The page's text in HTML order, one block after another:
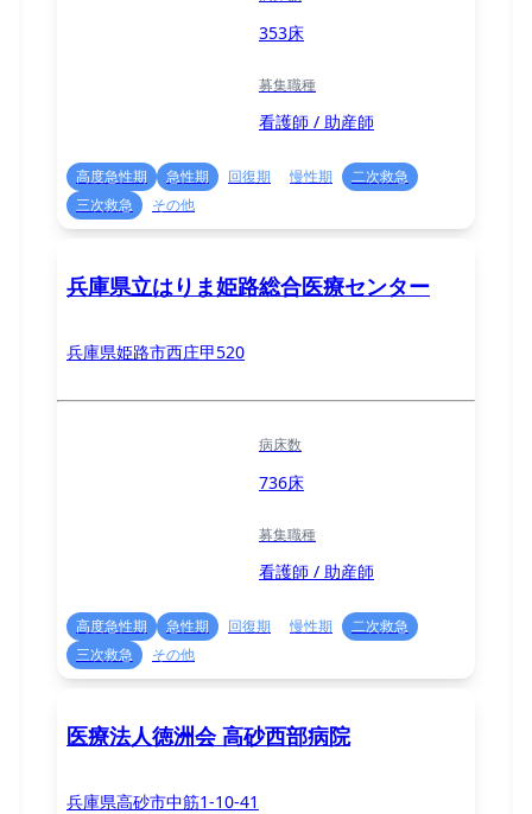
353床
募集職種
看護師 / 助産師
高度急性期 急性期 回復期 慢性期
二次救急
三次救急
その他
兵庫県立はりま姫路総合医療センター
兵庫県姫路市西庄甲520
病床数
736床
募集職種
看護師 / 助産師
高度急性期 急性期 回復期 慢性期
二次救急
三次救急
その他
医療法人徳洲会 高砂西部病院
兵庫県高砂市中筋1-10-41